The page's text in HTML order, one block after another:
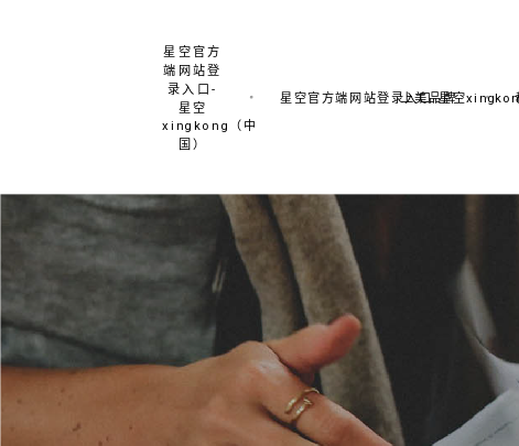
星空官方
端网站登
录入口-
星空
xingkong（中
国）
星空官方端网站登录入口-星空
上美品牌